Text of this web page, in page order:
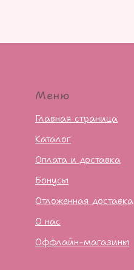
Меню
Главная страница
Каталог
Оплата и доставка
Бонусы
Отложенная доставка
О нас
Оффлайн-магазины